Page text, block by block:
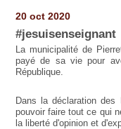
20 oct 2020
#jesuisenseignant
La municipalité de
payé de sa vie pour
République.
Dans la déclaration
pouvoir faire tout ce qui
la liberté d'opinion et
Pages